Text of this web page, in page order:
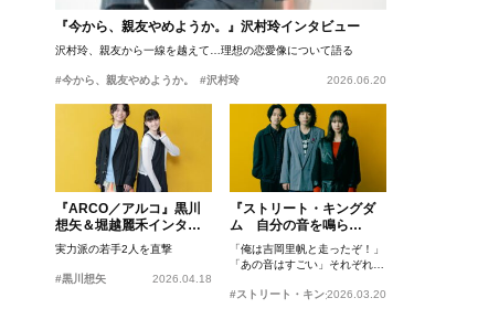
『今から、親友やめようか。』沢村玲インタビュー
沢村玲、親友から一線を越えて…理想の恋愛像について語る
#今から、親友やめようか。 #沢村玲 2026.06.20
『ARCO／アルコ』黒川
想矢＆堀越麗禾インタビ
ュー
実力派の若手2人を直撃
#黒川想矢 2026.04.18
『ストリート・キングダ
ム 自分の音を鳴ら
せ。』峯田和伸、若葉竜
也、吉岡里帆インタビュ
ー
「俺は吉岡里帆と走ったぞ！」
「あの音はすごい」それぞれの
#ストリート・キングダム 自分の音を鳴らせ。
2026.03.20